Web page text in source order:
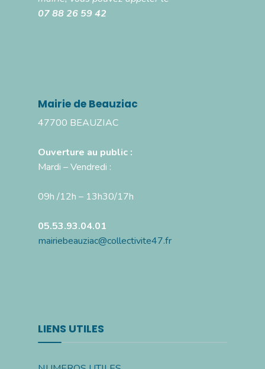
07 88 26 59 42
Mairie de Beauziac
47700 BEAUZIAC
Ouverture au public :
Mardi – Vendredi :
09h /12h – 13h30/17h
05.53.93.04.01
mairiebeauziac@collectivite47.fr
LIENS UTILES